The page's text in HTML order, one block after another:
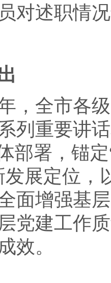
对述职情
全市各级
列重要讲
部署，锚
发展定位，
面增强基
党建工作
效。